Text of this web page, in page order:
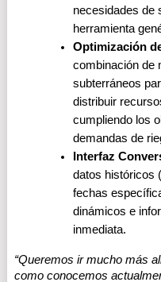
necesidades de
herramienta
Optimización
combinación de
subterráneos
distribuir
cumpliendo los
demandas de
Interfaz
datos históricos
fechas
dinámicos e
inmediata.
“Queremos ir mucho más
como conocemos